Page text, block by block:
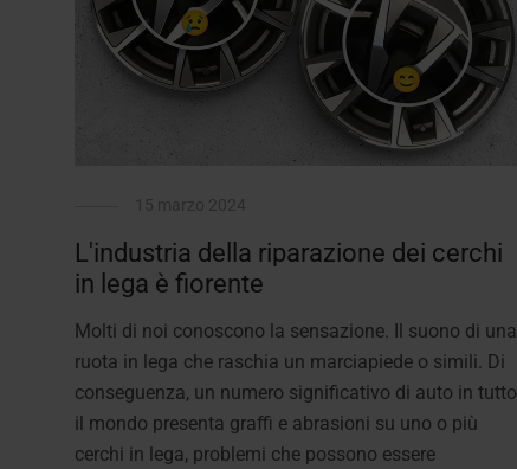
L'industria della riparazione dei cerchi
in lega è fiorente
Molti di noi conoscono la sensazione. Il suono di una
ruota in lega che raschia un marciapiede o simili. Di
conseguenza, un numero significativo di auto in tutto
il mondo presenta graffi e abrasioni su uno o più
cerchi in lega, problemi che possono essere